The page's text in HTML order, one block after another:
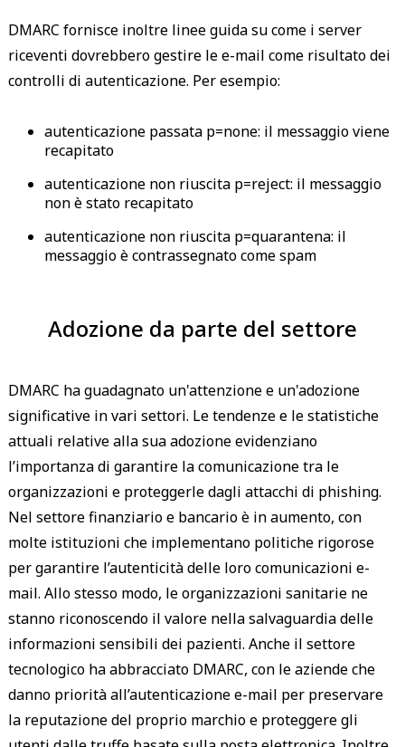
DMARC fornisce inoltre linee guida su come i server
riceventi dovrebbero gestire le e-mail come risultato dei
controlli di autenticazione. Per esempio:
autenticazione passata p=none: il messaggio viene
recapitato
autenticazione non riuscita p=reject: il messaggio
non è stato recapitato
autenticazione non riuscita p=quarantena: il
messaggio è contrassegnato come spam
Adozione da parte del settore
DMARC ha guadagnato un'attenzione e un'adozione
significative in vari settori. Le tendenze e le statistiche
attuali relative alla sua adozione evidenziano
l’importanza di garantire la comunicazione tra le
organizzazioni e proteggerle dagli attacchi di phishing.
Nel settore finanziario e bancario è in aumento, con
molte istituzioni che implementano politiche rigorose
per garantire l’autenticità delle loro comunicazioni e-
mail. Allo stesso modo, le organizzazioni sanitarie ne
stanno riconoscendo il valore nella salvaguardia delle
informazioni sensibili dei pazienti. Anche il settore
tecnologico ha abbracciato DMARC, con le aziende che
danno priorità all’autenticazione e-mail per preservare
la reputazione del proprio marchio e proteggere gli